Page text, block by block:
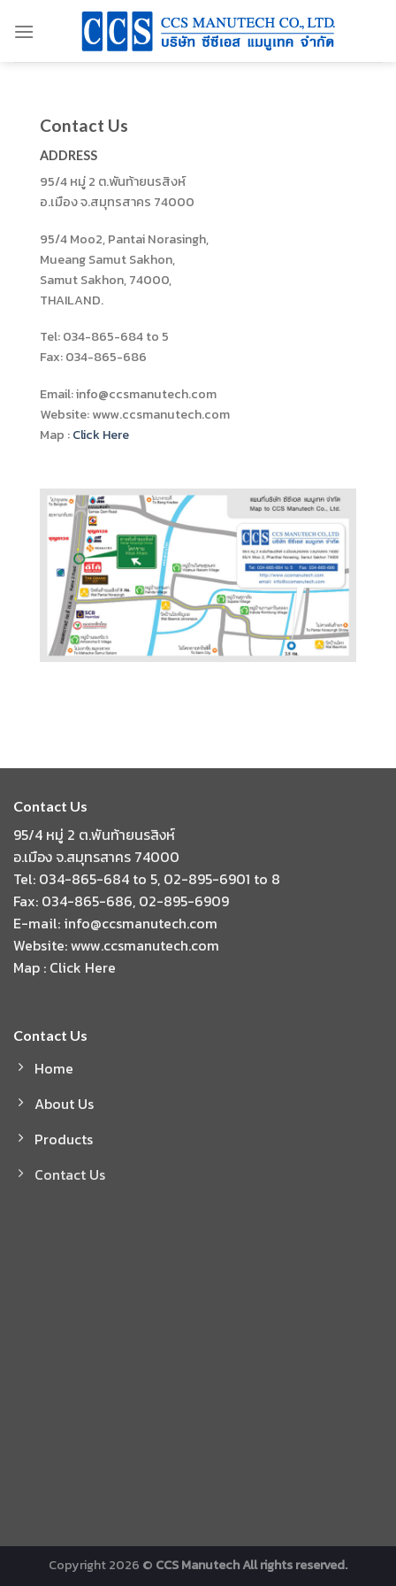
Contact Us
ADDRESS
95/4 หมู่ 2 ต.พันท้ายนรสิงห์
อ.เมือง จ.สมุทรสาคร 74000
95/4 Moo2, Pantai Norasingh,
Mueang Samut Sakhon,
Samut Sakhon, 74000,
THAILAND.
Tel: 034-865-684 to 5
Fax: 034-865-686
Email: info@ccsmanutech.com
Website: www.ccsmanutech.com
Map :Click Here
Contact Us
95/4 หมู่ 2 ต.พันท้ายนรสิงห์
อ.เมือง จ.สมุทรสาคร 74000
Tel: 034-865-684 to 5, 02-895-6901 to 8
Fax: 034-865-686, 02-895-6909
E-mail: info@ccsmanutech.com
Website: www.ccsmanutech.com
Map : Click Here
Contact Us
Home
About Us
Products
Contact Us
Copyright 2026 © CCS Manutech All rights reserved.